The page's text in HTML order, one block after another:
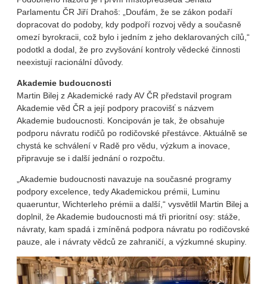
Parlamentu ČR Jiří Drahoš: „Doufám, že se zákon podaří
dopracovat do podoby, kdy podpoří rozvoj vědy a současně
omezí byrokracii, což bylo i jedním z jeho deklarovaných cílů,“
podotkl a dodal, že pro zvyšování kontroly vědecké činnosti
neexistují racionální důvody.
Akademie budoucnosti
Martin Bilej z Akademické rady AV ČR představil program
Akademie věd ČR a její podpory pracovišť s názvem
Akademie budoucnosti. Koncipován je tak, že obsahuje
podporu návratu rodičů po rodičovské přestávce. Aktuálně se
chystá ke schválení v Radě pro vědu, výzkum a inovace,
připravuje se i další jednání o rozpočtu.
„Akademie budoucnosti navazuje na současné programy
podpory excelence, tedy Akademickou prémii, Luminu
quaeruntur, Wichterleho prémii a další,“ vysvětlil Martin Bilej a
doplnil, že Akademie budoucnosti má tři prioritní osy: stáže,
návraty, kam spadá i zmíněná podpora návratu po rodičovské
pauze, ale i návraty vědců ze zahraničí, a výzkumné skupiny.